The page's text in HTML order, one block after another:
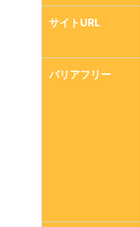
サイトURL
バリアフリー